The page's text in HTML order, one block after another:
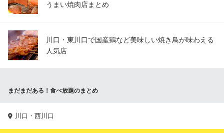
うまい焼肉店まとめ
川口・東川口で国産鶏など美味しい焼き鳥が味わえる
人気店
まだまだある！食べ放題のまとめ
川口・西川口